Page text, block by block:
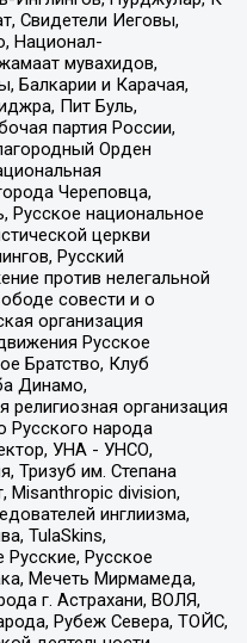
Свидетели Иеговы,
Национал-
мувахидов,
Балкарии и Карачая,
Пит Буль,
партия России,
Орден
Череповца,
национальное
церкви
Русский
против нелегальной
совести и о
организация
Русское
Братство, Клуб
Динамо,
организация
Русского народа
УНА - УНСО,
Тризуб им. Степана
Misanthropic division,
инглиизма,
TulaSkins,
Русское
Мечеть Мирмамеда,
г. Астрахани, ВОЛЯ,
Рубеж Севера, ТОЙС,